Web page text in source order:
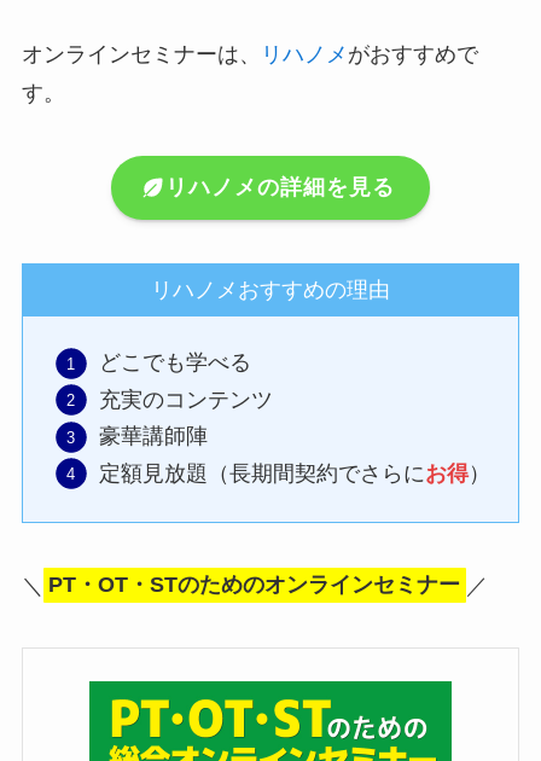
オンラインセミナーは、 リハノメ がおすすめで
す。
リハノメの詳細を見る
リハノメおすすめの理由
どこでも学べる
充実のコンテンツ
豪華講師陣
定額見放題（長期間契約でさらにお得）
＼ PT・OT・STのためのオンラインセミナー ／